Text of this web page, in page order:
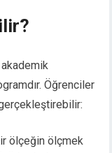
Öğrenciler
ölçeğin ölçmek